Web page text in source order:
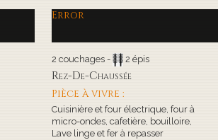
Error
2 couchages - 2 épis
Rez-De-Chaussée
Pièce à vivre :
Cuisinière et four électrique, four à
micro-ondes, cafetière, bouilloire,
Lave linge et fer à repasser